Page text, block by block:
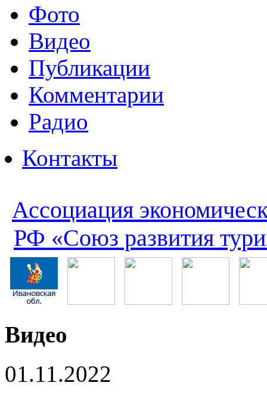
Фото
Видео
Публикации
Комментарии
Радио
Контакты
Ассоциация
РФ «Союз развития
Видео
01.11.2022